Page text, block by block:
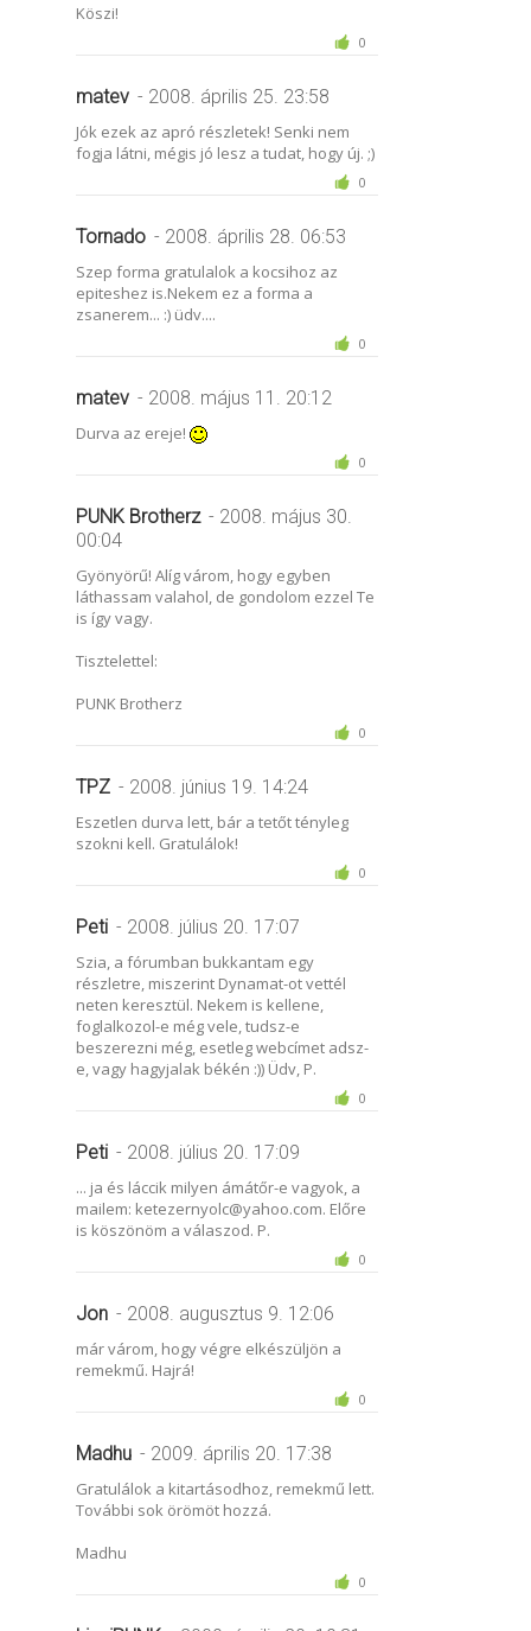
Köszi!
0
matev - 2008. április 25. 23:58
Jók ezek az apró részletek! Senki nem
fogja látni, mégis jó lesz a tudat, hogy új. ;)
0
Tornado - 2008. április 28. 06:53
Szep forma gratulalok a kocsihoz az
epiteshez is.Nekem ez a forma a
zsanerem... :) üdv....
0
matev - 2008. május 11. 20:12
Durva az ereje!
0
PUNK Brotherz - 2008. május 30.
00:04
Gyönyörű! Alíg várom, hogy egyben
láthassam valahol, de gondolom ezzel Te
is így vagy.
Tisztelettel:
PUNK Brotherz
0
TPZ - 2008. június 19. 14:24
Eszetlen durva lett, bár a tetőt tényleg
szokni kell. Gratulálok!
0
Peti - 2008. július 20. 17:07
Szia, a fórumban bukkantam egy
részletre, miszerint Dynamat-ot vettél
neten keresztül. Nekem is kellene,
foglalkozol-e még vele, tudsz-e
beszerezni még, esetleg webcímet adsz-
e, vagy hagyjalak békén :)) Üdv, P.
0
Peti - 2008. július 20. 17:09
... ja és láccik milyen ámátőr-e vagyok, a
mailem: ketezernyolc@yahoo.com. Előre
is köszönöm a válaszod. P.
0
Jon - 2008. augusztus 9. 12:06
már várom, hogy végre elkészüljön a
remekmű. Hajrá!
0
Madhu - 2009. április 20. 17:38
Gratulálok a kitartásodhoz, remekmű lett.
További sok örömöt hozzá.
Madhu
0